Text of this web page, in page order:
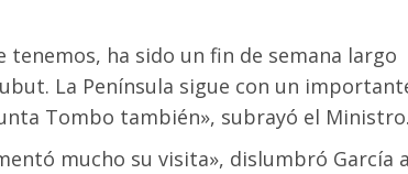
tenemos, ha sido un fin de semana largo
La Península sigue con un
Tombo también», subrayó el Ministro.
mucho su visita», dislumbró García